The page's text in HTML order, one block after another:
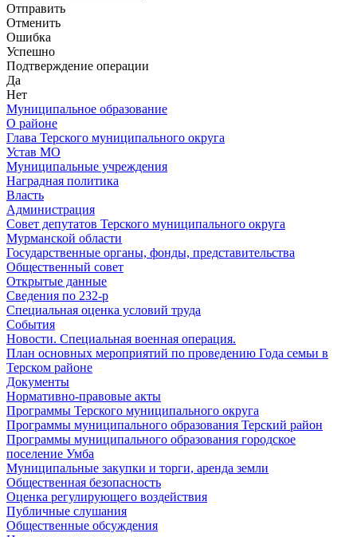
Отправить
Отменить
Ошибка
Успешно
Подтверждение операции
Да
Нет
Муниципальное образование
О районе
Глава Терского муниципального округа
Устав МО
Муниципальные учреждения
Наградная политика
Власть
Администрация
Совет депутатов Терского муниципального округа
Мурманской области
Государственные органы, фонды, представительства
Общественный совет
Открытые данные
Сведения по 232-р
Специальная оценка условий труда
События
Новости. Специальная военная операция.
План основных мероприятий по проведению Года семьи в
Терском районе
Документы
Нормативно-правовые акты
Программы Терского муниципального округа
Программы муниципального образования Терский район
Программы муниципального образования городское
поселение Умба
Муниципальные закупки и торги, аренда земли
Общественная безопасность
Оценка регулирующего воздействия
Публичные слушания
Общественные обсуждения